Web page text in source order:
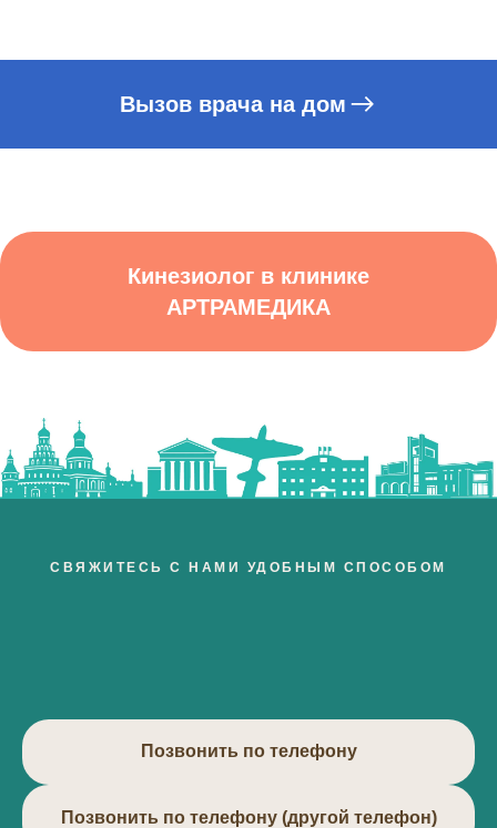
Вызов врача на дом
Кинезиолог в клинике
АРТРАМЕДИКА
СВЯЖИТЕСЬ С НАМИ УДОБНЫМ СПОСОБОМ
Позвонить по телефону
Позвонить по телефону (другой телефон)